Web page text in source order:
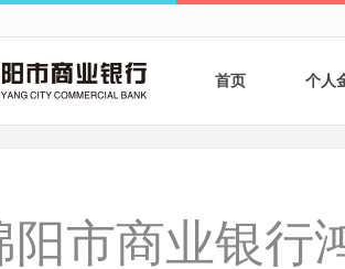
首页 个人
银
阳市商业银行